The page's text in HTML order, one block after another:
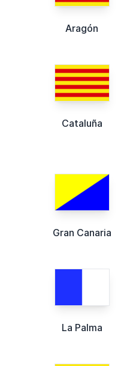
Aragón
Cataluña
Gran Canaria
La Palma